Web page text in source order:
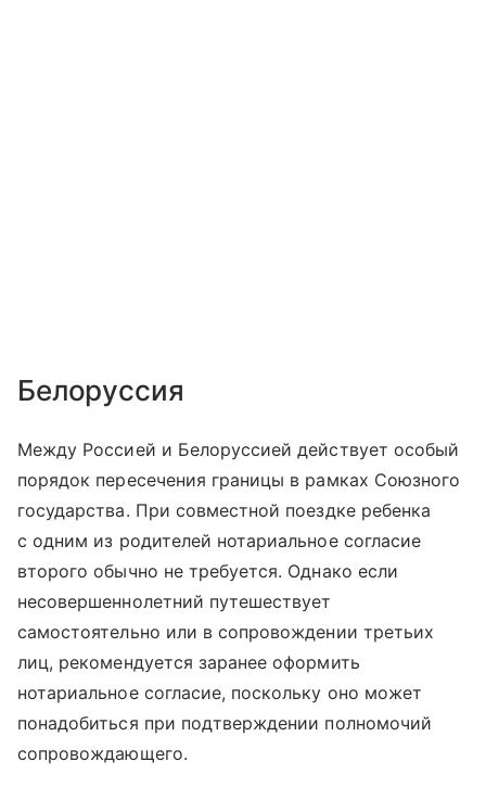
Белоруссия
Между Россией и Белоруссией действует особый
порядок пересечения границы в рамках Союзного
государства. При совместной поездке ребенка
с одним из родителей нотариальное согласие
второго обычно не требуется. Однако если
несовершеннолетний путешествует
самостоятельно или в сопровождении третьих
лиц, рекомендуется заранее оформить
нотариальное согласие, поскольку оно может
понадобиться при подтверждении полномочий
сопровождающего.